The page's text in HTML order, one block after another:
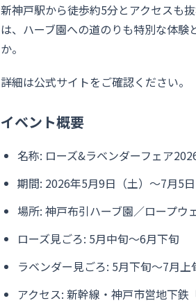
新神戸駅から徒歩約5分とアクセスも
は、ハーブ園への道のりも特別な体
か。
詳細は公式サイトをご確認ください。
イベント概要
名称: ローズ&ラベンダーフェア
期間: 2026年5月9日（土）～7月5日
場所: 神戸布引ハーブ園／ロープウ
ローズ見ごろ: 5月中旬～6月下旬
ラベンダー見ごろ: 5月下旬～7月上
アクセス: 新幹線・神戸市営地下